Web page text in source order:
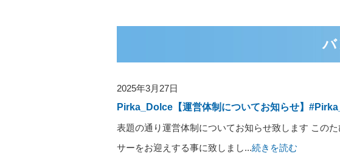
2025年3月27日
Pirka_Dolce【運営体制についてお知らせ】
表題の通り運営体制についてお知らせ致します この
サーをお迎えする事に致しまし...続きを読む